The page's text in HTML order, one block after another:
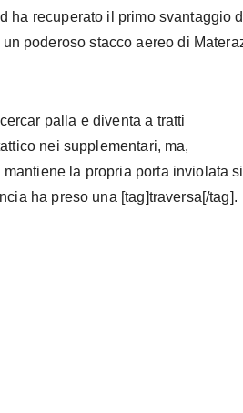
ha recuperato il primo svantaggio
poderoso stacco aereo di
palla e diventa a tratti
nei supplementari, ma,
la propria porta inviolata
ha preso una [tag]traversa[/tag].